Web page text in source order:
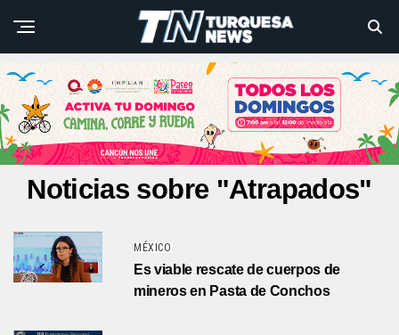
Noticias sobre "Atrapados"
MÉXICO
Es viable rescate de cuerpos de
mineros en Pasta de Conchos